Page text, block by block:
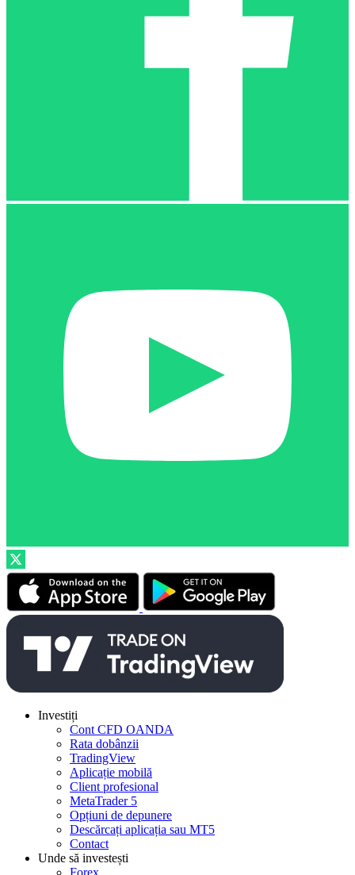
Investiți
Cont CFD OANDA
Rata dobânzii
TradingView
Aplicație mobilă
Client profesional
MetaTrader 5
Opțiuni de depunere
Descărcați aplicația sau MT5
Contact
Unde să investești